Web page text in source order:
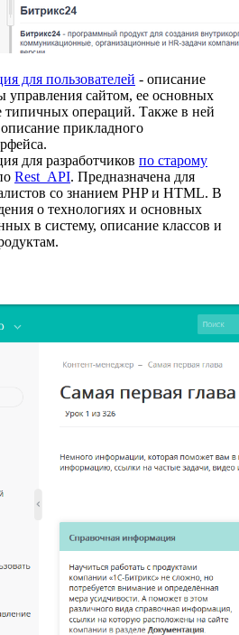
для пользователей - описание
управления сайтом, ее основных
типичных операций. Также в ней
прикладного
для разработчиков по старому
Rest_API. Предназначена для
со знанием PHP и HTML. В
о технологиях и основных
в систему, описание классов и